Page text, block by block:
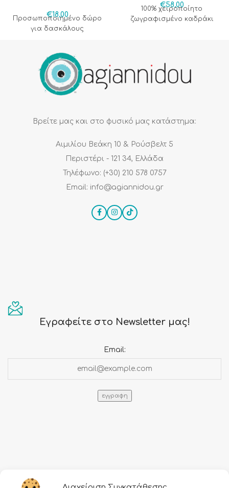
€18,00
Προσωποποιημένο δώρο
για δασκάλους
€58,00
100% χειροποίητο
ζωγραφισμένο καδράκι
Βρείτε μας και στο φυσικό μας κατάστημα:
Αιμιλίου Βεάκη 10 & Ρούσβελτ 5
Περιστέρι - 121 34, Ελλάδα
Τηλέφωνο: (+30) 210 578 0757
Email: info@agiannidou.gr
Εγραφείτε στο Newsletter μας!
Email: